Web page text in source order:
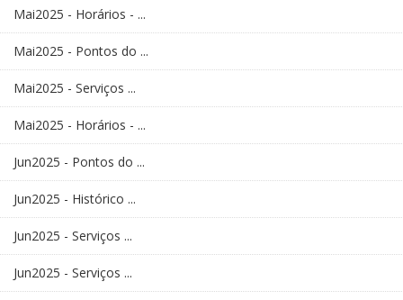
Mai2025 - Horários - ...
Mai2025 - Pontos do ...
Mai2025 - Serviços ...
Mai2025 - Horários - ...
Jun2025 - Pontos do ...
Jun2025 - Histórico ...
Jun2025 - Serviços ...
Jun2025 - Serviços ...